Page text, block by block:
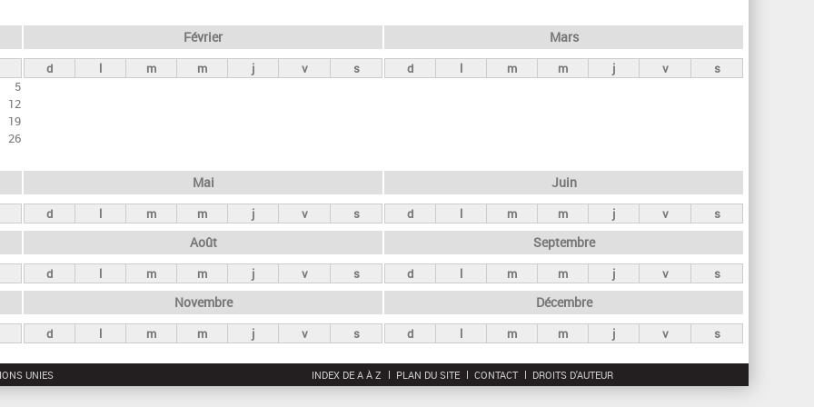
r
c
5
12
19
26
Février
d l m m j v s
Mars
d l m m j v s
Mai
d l m m j v s
Juin
d l m m j v s
Août
d l m m j v s
Septembre
d l m m j v s
Novembre
d l m m j v s
Décembre
d l m m j v s
UNIES INDEX DE A À Z PLAN DU SITE CONTACT DROITS D'AUTEUR